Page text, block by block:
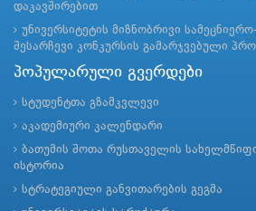
დაკავშირებით
უნივერსიტეტის მიზნობრივი
შესარჩევი კონკურსის გამარჯვებული
პოპულარული გვერდები
სტუდენტთა გზამკვლევი
აკადემიური კალენდარი
ბათუმის შოთა რუსთაველის
ისტორია
სტრატეგიული განვითარების გეგმა